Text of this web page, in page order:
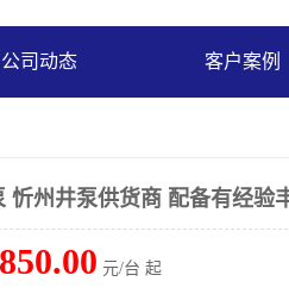
公司动态 客户案例
忻州井泵供货商 配备有经验
元/台 起